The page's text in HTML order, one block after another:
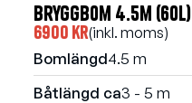
Bryggbom 4.5m (60l)
6900 kr(inkl. moms)
Bomlängd4.5 m
Båtlängd ca3 - 5 m